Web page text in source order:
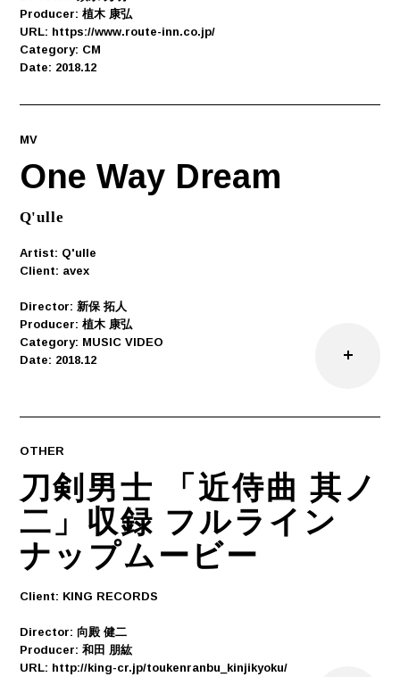
Producer: 植木 康弘
URL: https://www.route-inn.co.jp/
Category: CM
Date: 2018.12
MV
One Way Dream
Q'ulle
Artist: Q'ulle
Client: avex
Director: 新保 拓人
Producer: 植木 康弘
Category: MUSIC VIDEO
Date: 2018.12
OTHER
刀剣男士 「近侍曲 其ノ
二」収録 フルライン
ナップムービー
Client: KING RECORDS
Director: 向殿 健二
Producer: 和田 朋紘
URL: http://king-cr.jp/toukenranbu_kinjikyoku/